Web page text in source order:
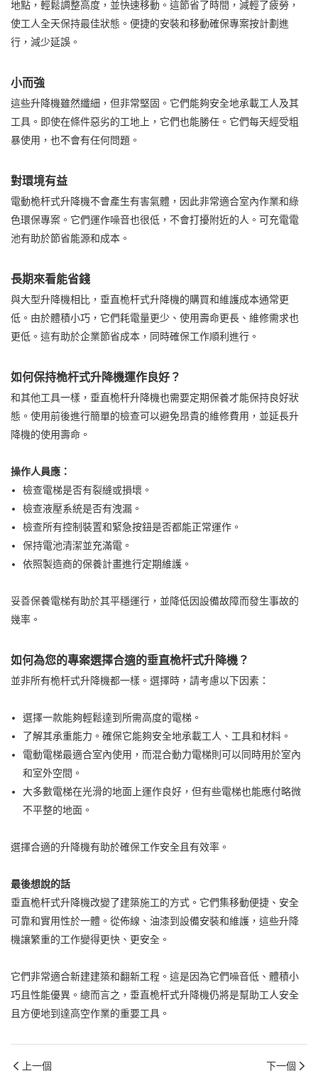
地點，輕鬆調整高度，並快速移動。這節省了時間，減輕了疲勞，
使工人全天保持最佳狀態。便捷的安裝和移動確保專案按計劃進
行，減少延誤。
小而強
這些升降機雖然纖細，但非常堅固。它們能夠安全地承載工人及其
工具。即使在條件惡劣的工地上，它們也能勝任。它們每天經受粗
暴使用，也不會有任何問題。
對環境有益
電動桅杆式升降機不會產生有害氣體，因此非常適合室內作業和綠
色環保專案。它們運作噪音也很低，不會打擾附近的人。可充電電
池有助於節省能源和成本。
長期來看能省錢
與大型升降機相比，垂直桅杆式升降機的購買和維護成本通常更
低。由於體積小巧，它們耗電量更少、使用壽命更長、維修需求也
更低。這有助於企業節省成本，同時確保工作順利進行。
如何保持桅杆式升降機運作良好？
和其他工具一樣，垂直桅杆升降機也需要定期保養才能保持良好狀
態。使用前後進行簡單的檢查可以避免昂貴的維修費用，並延長升
降機的使用壽命。
操作人員應：
檢查電梯是否有裂縫或損壞。
檢查液壓系統是否有洩漏。
檢查所有控制裝置和緊急按鈕是否都能正常運作。
保持電池清潔並充滿電。
依照製造商的保養計畫進行定期維護。
妥善保養電梯有助於其平穩運行，並降低因設備故障而發生事故的
幾率。
如何為您的專案選擇合適的垂直桅杆式升降機？
並非所有桅杆式升降機都一樣。選擇時，請考慮以下因素：
選擇一款能夠輕鬆達到所需高度的電梯。
了解其承重能力。確保它能夠安全地承載工人、工具和材料。
電動電梯最適合室內使用，而混合動力電梯則可以同時用於室內
和室外空間。
大多數電梯在光滑的地面上運作良好，但有些電梯也能應付略微
不平整的地面。
選擇合適的升降機有助於確保工作安全且有效率。
最後想說的話
垂直桅杆式升降機改變了建築施工的方式。它們集移動便捷、安全
可靠和實用性於一體。從佈線、油漆到設備安裝和維護，這些升降
機讓繁重的工作變得更快、更安全。
它們非常適合新建建築和翻新工程。這是因為它們噪音低、體積小
巧且性能優異。總而言之，垂直桅杆式升降機仍將是幫助工人安全
且方便地到達高空作業的重要工具。
上一個 下一個